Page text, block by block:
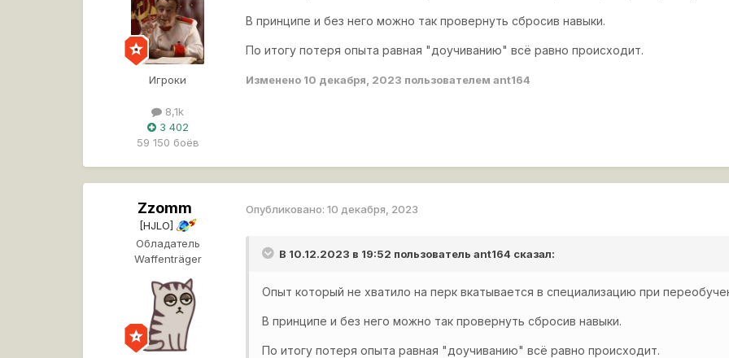
Игроки
8,1k
3 402
59 150 боёв
В принципе и без него можно так провернуть сбросив навыки.
По итогу потеря опыта равная "доучиванию" всё равно происходит.
Изменено 10 декабря, 2023 пользователем ant164
Zzomm
[HJLO]
Обладатель
Waffenträger
Опубликовано:10 декабря, 2023
В 10.12.2023 в 19:52 пользовательant164 сказал:
Опыт который не хватило на перк вкатывается в специализацию при
В принципе и без него можно так провернуть сбросив навыки.
По итогу потеря опыта равная "доучиванию" всё равно происходит.